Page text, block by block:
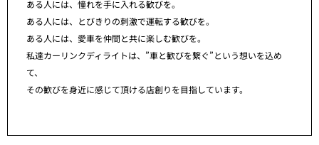
ある人には、憧れを手に入れる歓びを。
ある人には、とびきりの刺激で運転する歓びを。
ある人には、愛車を仲間と共に楽しむ歓びを。
私達カーリンクディライトは、”車と歓びを繋ぐ”という想いを込め
て、
その歓びを身近に感じて頂ける店創りを目指しています。